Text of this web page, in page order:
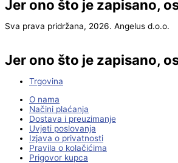
Jer ono što je zapisano,
Sva prava pridržana, 2026. Angelus d.o.o.
Jer ono što je zapisano,
Trgovina
O nama
Načini plaćanja
Dostava i preuzimanje
Uvjeti poslovanja
Izjava o privatnosti
Pravila o kolačićima
Prigovor kupca